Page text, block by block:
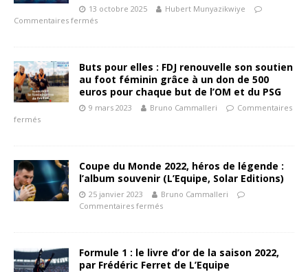
13 octobre 2025
Hubert Munyazikwiye
Commentaires fermés
Buts pour elles : FDJ renouvelle son soutien
au foot féminin grâce à un don de 500
euros pour chaque but de l’OM et du PSG
9 mars 2023 Bruno Cammalleri
Commentaires
fermés
Coupe du Monde 2022, héros de légende :
l’album souvenir (L’Equipe, Solar Editions)
25 janvier 2023
Bruno Cammalleri
Commentaires fermés
Formule 1 : le livre d’or de la saison 2022,
par Frédéric Ferret de L’Equipe